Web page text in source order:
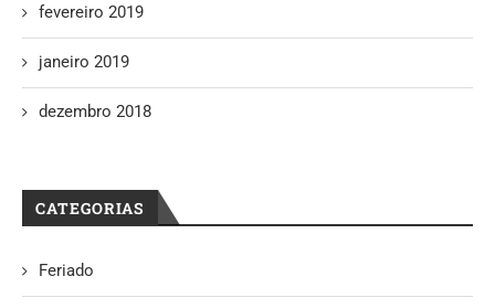
fevereiro 2019
janeiro 2019
dezembro 2018
CATEGORIAS
Feriado